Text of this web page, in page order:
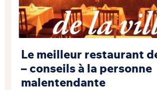
Le meilleur restaurant
– conseils à la personne
malentendante